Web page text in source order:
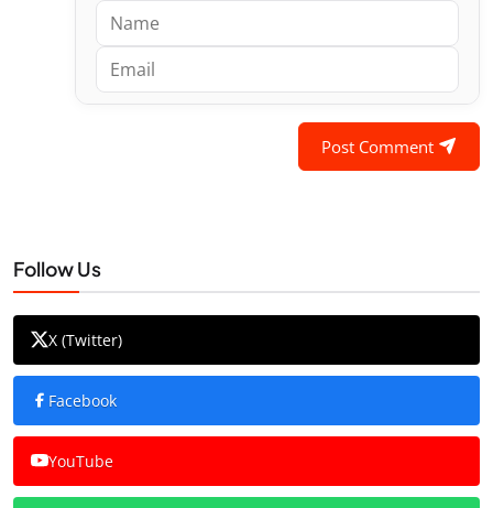
Post Comment
Follow Us
X (Twitter)
Facebook
YouTube